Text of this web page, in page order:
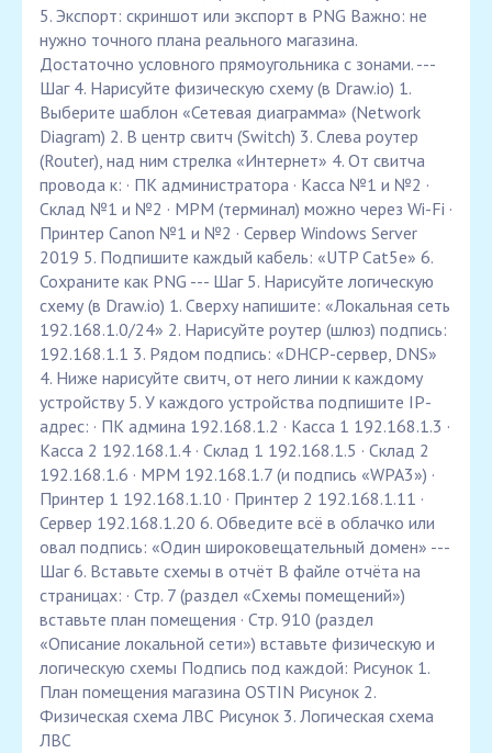
5. Экспорт: скриншот или экспорт в PNG Важно: не
нужно точного плана реального магазина.
Достаточно условного прямоугольника с зонами. ---
Шаг 4. Нарисуйте физическую схему (в Draw.io) 1.
Выберите шаблон «Сетевая диаграмма» (Network
Diagram) 2. В центр свитч (Switch) 3. Слева роутер
(Router), над ним стрелка «Интернет» 4. От свитча
провода к: · ПК администратора · Касса №1 и №2 ·
Склад №1 и №2 · MPM (терминал) можно через Wi-Fi ·
Принтер Canon №1 и №2 · Сервер Windows Server
2019 5. Подпишите каждый кабель: «UTP Cat5e» 6.
Сохраните как PNG --- Шаг 5. Нарисуйте логическую
схему (в Draw.io) 1. Сверху напишите: «Локальная сеть
192.168.1.0/24» 2. Нарисуйте роутер (шлюз) подпись:
192.168.1.1 3. Рядом подпись: «DHCP-сервер, DNS»
4. Ниже нарисуйте свитч, от него линии к каждому
устройству 5. У каждого устройства подпишите IP-
адрес: · ПК админа 192.168.1.2 · Касса 1 192.168.1.3 ·
Касса 2 192.168.1.4 · Склад 1 192.168.1.5 · Склад 2
192.168.1.6 · MPM 192.168.1.7 (и подпись «WPA3») ·
Принтер 1 192.168.1.10 · Принтер 2 192.168.1.11 ·
Сервер 192.168.1.20 6. Обведите всё в облачко или
овал подпись: «Один широковещательный домен» ---
Шаг 6. Вставьте схемы в отчёт В файле отчёта на
страницах: · Стр. 7 (раздел «Схемы помещений»)
вставьте план помещения · Стр. 910 (раздел
«Описание локальной сети») вставьте физическую и
логическую схемы Подпись под каждой: Рисунок 1.
План помещения магазина OSTIN Рисунок 2.
Физическая схема ЛВС Рисунок 3. Логическая схема
ЛВС